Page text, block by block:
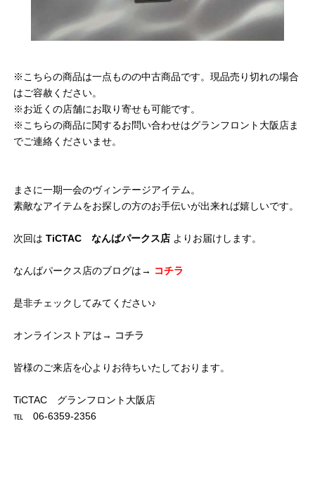
※こちらの商品は一点ものの中古商品です。現品売り切れの場合
はご容赦ください。
※お近くの店舗にお取り寄せも可能です。
※こちらの商品に関するお問い合わせはグランフロント大阪店ま
でご連絡くださいませ。
まさに一期一会のヴィンテージアイテム。
素敵なアイテムをお探しの方のお手伝いが出来れば嬉しいです。
次回は TiCTAC なんばパークス店 よりお届けします。
なんばパークス店のブログは→ コチラ
是非チェックしてみてください♪
オンラインストアは→ コチラ
皆様のご来店を心よりお待ちいたしております。
TiCTAC グランフロント大阪店
℡ 06-6359-2356